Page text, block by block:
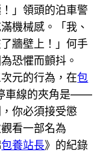
」領頭的泊車警
機械感。「我、
牆壁上！」何手
恐懼而顫抖。
元的行為，在包
車線的夾角是——
你必須接受懲
看一部名為
包養站長》的紀錄